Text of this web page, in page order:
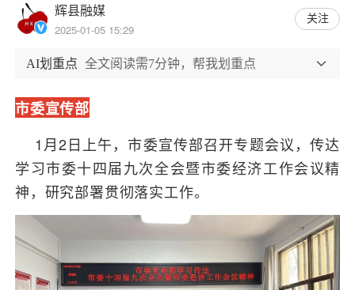
辉县融媒
2025-01-05 15:29
关注
AI划重点 全文阅读需7分钟，帮我划重点
市委宣传部
1月2日上午，市委宣传部召开专题会议，传达
学习市委十四届九次全会暨市委经济工作会议精
神，研究部署贯彻落实工作。